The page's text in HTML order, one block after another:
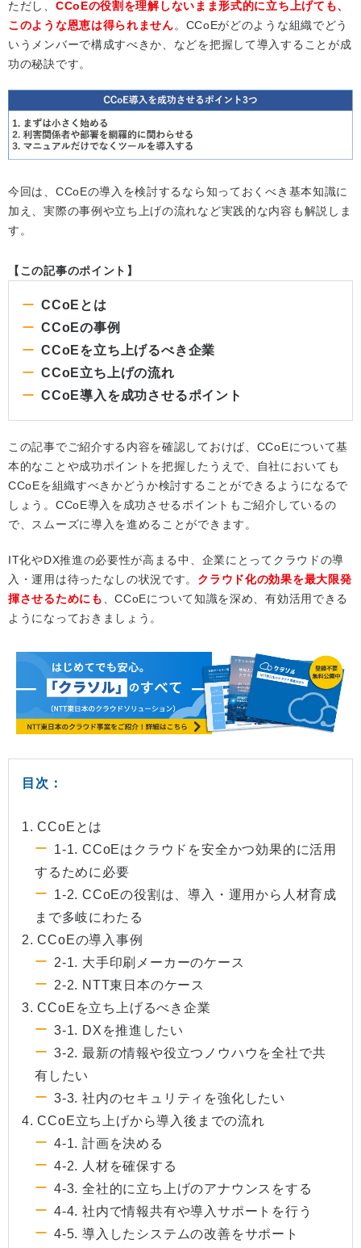
ただし、 CCoEの役割を理解しないまま形式的に立ち上げても、
このような恩恵は得られません。CCoEがどのような組織でどう
いうメンバーで構成すべきか、などを把握して導入することが成
功の秘訣です。
今回は、CCoEの導入を検討するなら知っておくべき基本知識に
加え、実際の事例や立ち上げの流れなど実践的な内容も解説しま
す。
【この記事のポイント】
CCoEとは
CCoEの事例
CCoEを立ち上げるべき企業
CCoE立ち上げの流れ
CCoE導入を成功させるポイント
この記事でご紹介する内容を確認しておけば、CCoEについて基
本的なことや成功ポイントを把握したうえで、自社においても
CCoEを組織すべきかどうか検討することができるようになるで
しょう。CCoE導入を成功させるポイントもご紹介しているの
で、スムーズに導入を進めることができます。
IT化やDX推進の必要性が高まる中、企業にとってクラウドの導
入・運用は待ったなしの状況です。 クラウド化の効果を最大限発
揮させるためにも
、CCoEについて知識を深め、有効活用できる
ようになっておきましょう。
目次：
1. CCoEとは
1-1. CCoEはクラウドを安全かつ効果的に活用
するために必要
1-2. CCoEの役割は、導入・運用から人材育成
まで多岐にわたる
2. CCoEの導入事例
2-1. 大手印刷メーカーのケース
2-2. NTT東日本のケース
3. CCoEを立ち上げるべき企業
3-1. DXを推進したい
3-2. 最新の情報や役立つノウハウを全社で共
有したい
3-3. 社内のセキュリティを強化したい
4. CCoE立ち上げから導入後までの流れ
4-1. 計画を決める
4-2. 人材を確保する
4-3. 全社的に立ち上げのアナウンスをする
4-4. 社内で情報共有や導入サポートを行う
4-5. 導入したシステムの改善をサポート